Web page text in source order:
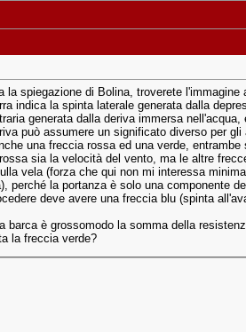
la spiegazione di Bolina, troverete l'immagine
indica la spinta laterale generata dalla
generata dalla deriva immersa
può assumere un significato diverso per
una freccia rossa ed una verde, entrambe
sia la velocità del vento, ma le altre
vela (forza che qui non mi interessa
perché la portanza è solo una componente
deve avere una freccia blu (spinta
barca è grossomodo la somma della
la freccia verde?